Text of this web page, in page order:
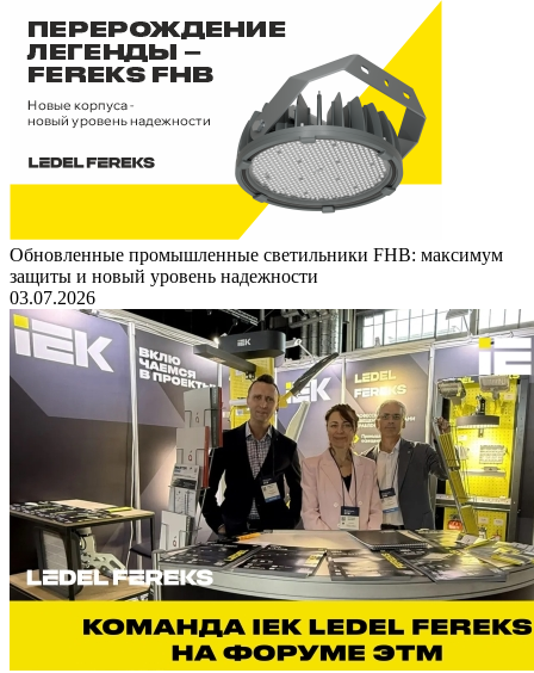
Обновленные промышленные светильники FHB: максимум
защиты и новый уровень надежности
03.07.2026